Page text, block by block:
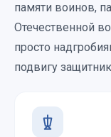
памяти воинов,
Отечественной
просто
подвигу